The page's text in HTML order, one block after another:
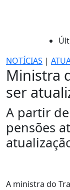
NOTÍCIAS |
Ministra
ser
A partir
pensões
A ministra do